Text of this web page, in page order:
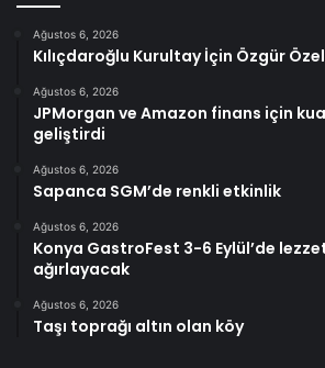
Ağustos 6, 2026
Kılıçdaroğlu Kurultay İçin Özgür
Ağustos 6, 2026
JPMorgan ve Amazon finans için
geliştirdi
Ağustos 6, 2026
Sapanca SGM’de renkli etkinlik
Ağustos 6, 2026
Konya GastroFest 3-6 Eylül’de
ağırlayacak
Ağustos 6, 2026
Taşı toprağı altın olan köy